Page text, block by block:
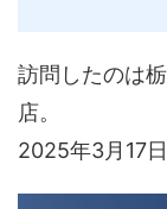
訪問したのは
店。
2025年3月17